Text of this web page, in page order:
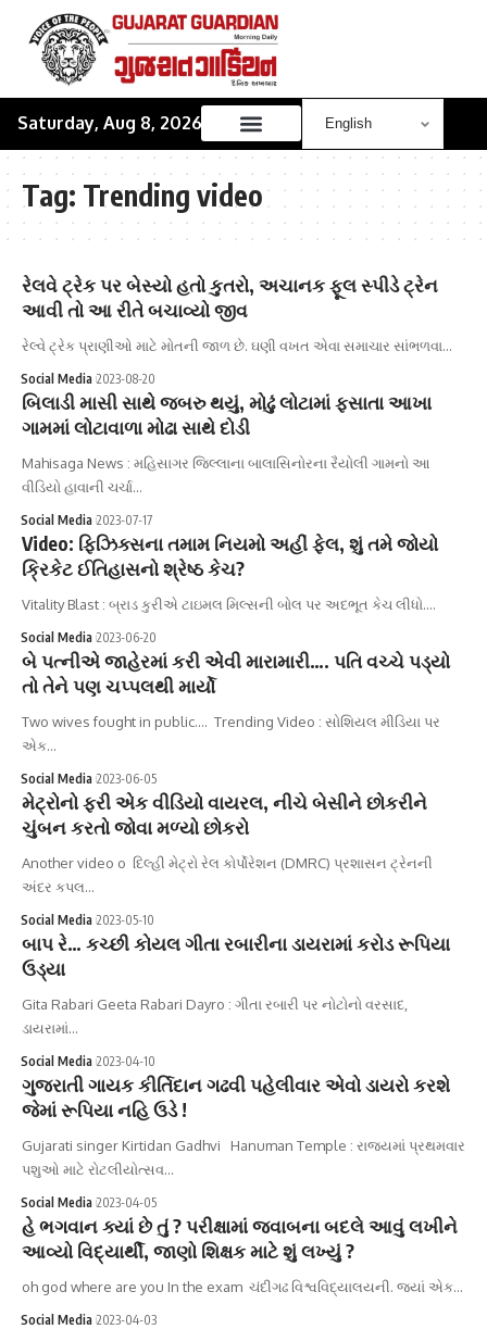
Saturday, Aug 8, 2026
Tag: Trending video
રેલવે ટ્રેક પર બેસ્યો હતો કુતરો, અચાનક ફૂલ સ્પીડે ટ્રેન
આવી તો આ રીતે બચાવ્યો જીવ
રેલ્વે ટ્રેક પ્રાણીઓ માટે મોતની જાળ છે. ઘણી વખત એવા સમાચાર સાંભળવા…
Social Media 2023-08-20
બિલાડી માસી સાથે જબરુ થયું, મોઢું લોટામાં ફસાતા આખા
ગામમાં લોટાવાળા મોઢા સાથે દોડી
Mahisaga News : મહિસાગર જિલ્લાના બાલાસિનોરના રૈયોલી ગામનો આ
વીડિયો હાવાની ચર્ચા…
Social Media 2023-07-17
Video: ફિઝિક્સના તમામ નિયમો અહીં ફેલ, શું તમે જોયો
ક્રિકેટ ઈતિહાસનો શ્રેષ્ઠ કેચ?
Vitality Blast : બ્રાડ કુરીએ ટાઇમલ મિલ્સની બોલ પર અદભૂત કેચ લીધો.…
Social Media 2023-06-20
બે પત્નીએ જાહેરમાં કરી એવી મારામારી…. પતિ વચ્ચે પડ્યો
તો તેને પણ ચપ્પલથી માર્યો
Two wives fought in public.... Trending Video : સોશિયલ મીડિયા પર
એક…
Social Media 2023-06-05
મેટ્રોનો ફરી એક વીડિયો વાયરલ, નીચે બેસીને છોકરીને
ચુંબન કરતો જોવા મળ્યો છોકરો
Another video o દિલ્હી મેટ્રો રેલ કોર્પોરેશન (DMRC) પ્રશાસન ટ્રેનની
અંદર કપલ…
Social Media 2023-05-10
બાપ રે… કચ્છી કોયલ ગીતા રબારીના ડાયરામાં કરોડ રૂપિયા
ઉડ્યા
Gita Rabari Geeta Rabari Dayro : ગીતા રબારી પર નોટોનો વરસાદ,
ડાયરામાં…
Social Media 2023-04-10
ગુજરાતી ગાયક કીર્તિદાન ગઢવી પહેલીવાર એવો ડાયરો કરશે
જેમાં રૂપિયા નહિ ઉડે !
Gujarati singer Kirtidan Gadhvi Hanuman Temple : રાજ્યમાં પ્રથમવાર
પશુઓ માટે રોટલીયોત્સવ…
Social Media 2023-04-05
હે ભગવાન ક્યાં છે તું ? પરીક્ષામાં જવાબના બદલે આવું લખીને
આવ્યો વિદ્યાર્થી, જાણો શિક્ષક માટે શું લખ્યું ?
oh god where are you In the exam ચંદીગઢ વિશ્વવિદ્યાલયની. જ્યાં એક…
Social Media 2023-04-03